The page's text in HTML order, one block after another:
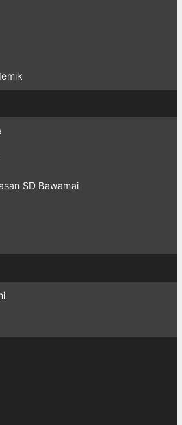
SD Bawamai